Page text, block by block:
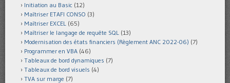
Initiation au Basic (12)
Maîtriser ETAFI CONSO (3)
Maîtriser EXCEL (65)
Maîtriser le langage de requête SQL (13)
Modernisation des états financiers (Règlement ANC 2022-06) (7)
Programmer en VBA (46)
Tableaux de bord dynamiques (7)
Tableaux de bord visuels (4)
TVA sur marge (7)